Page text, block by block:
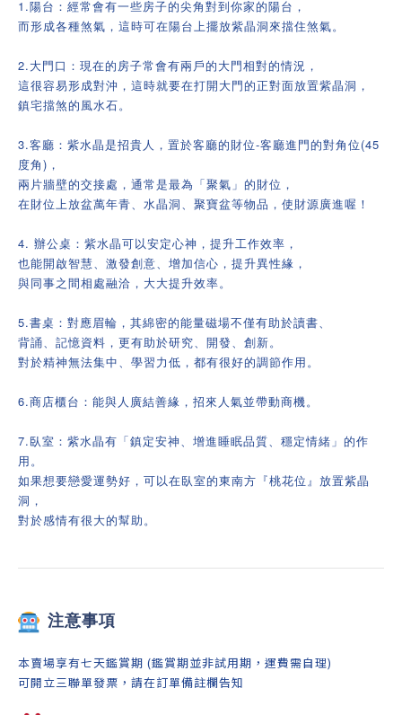
1.陽台：經常會有一些房子的尖角對到你家的陽台，
而形成各種煞氣，這時可在陽台上擺放紫晶洞來擋住煞氣。
2.大門口：現在的房子常會有兩戶的大門相對的情況，
這很容易形成對沖，這時就要在打開大門的正對面放置紫晶洞，
鎮宅擋煞的風水石。
3.客廳：紫水晶是招貴人，置於客廳的財位-客廳進門的對角位(45
度角)，
兩片牆壁的交接處，通常是最為「聚氣」的財位，
在財位上放盆萬年青、水晶洞、聚寶盆等物品，使財源廣進喔！
4. 辦公桌：紫水晶可以安定心神，提升工作效率，
也能開啟智慧、激發創意、增加信心，提升異性緣，
與同事之間相處融洽，大大提升效率。
5.書桌：對應眉輪，其綿密的能量磁場不僅有助於讀書、
背誦、記憶資料，更有助於研究、開發、創新。
對於精神無法集中、學習力低，都有很好的調節作用。
6.商店櫃台：能與人廣結善緣，招來人氣並帶動商機。
7.臥室：紫水晶有「鎮定安神、增進睡眠品質、穩定情緒」的作
用。
如果想要戀愛運勢好，可以在臥室的東南方『桃花位』放置紫晶
洞，
對於感情有很大的幫助。
注意事項
本賣場享有七天鑑賞期 (鑑賞期並非試用期，運費需自理)
可開立三聯單發票，請在訂單備註欄告知